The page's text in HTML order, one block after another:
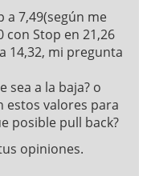
a 7,49(según me
con Stop en 21,26
14,32, mi pregunta
sea a la baja? o
estos valores para
posible pull back?
opiniones.